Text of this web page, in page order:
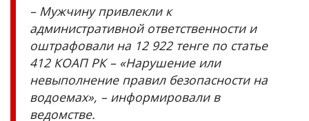
– Мужчину привлекли к
административной ответственности и
оштрафовали на 12 922 тенге по статье
412 КОАП РК – «Нарушение или
невыполнение правил безопасности на
водоемах», – информировали в
ведомстве.